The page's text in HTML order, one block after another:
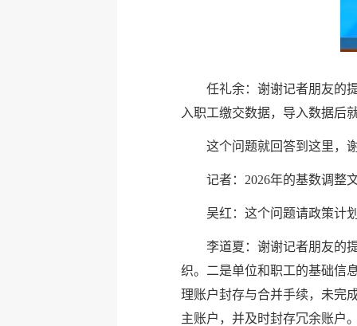
任礼余：谢谢记者朋友的
入职工缴交数据，导入数据后
这个问题就回答到这里，
记者：2026年的基数调整
吴红：这个问题请政策计
李道夏：谢谢记者朋友的
织。二是单位和职工的基础信
理账户封存与合并手续，未完
主账户，并及时封存冗余账户